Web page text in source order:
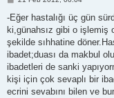
s
t
-Eğer hastalığı üç gün
ki,günahsız gibi o işlemiş
şekilde sıhhatine
ibadet;duası da makbul
ibadetleri de sanki
kişi için çok sevaplı bir
ecrini sevabını bilen ve